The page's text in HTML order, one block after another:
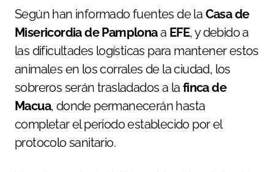
Según han informado fuentes de la Casa de
Misericordia de Pamplonaa EFE, y debido a
las dificultades logísticas para mantener estos
animales en los corrales de la ciudad, los
sobreros serán trasladados a la finca de
Macua, donde permanecerán hasta
completar el periodo establecido por el
protocolo sanitario.